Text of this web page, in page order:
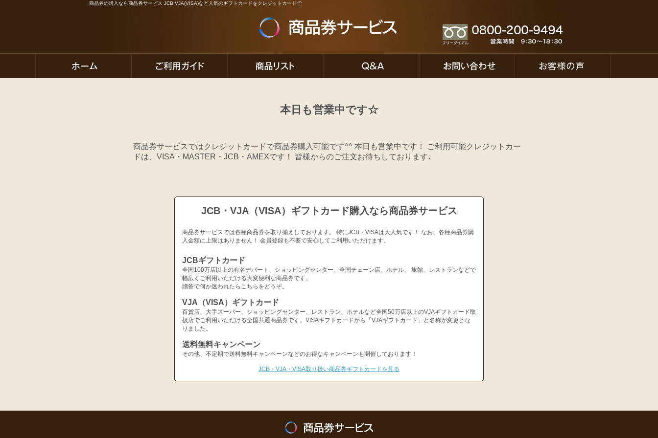
商品券の購入なら商品券サービス JCB VJA(VISA)など人気のギフトカードをクレジットカードで
本日も営業中です☆
商品券サービスではクレジットカードで商品券購入可能です^^ 本日も営業中です！ ご利用可能クレジットカー
ドは、VISA・MASTER・JCB・AMEXです！ 皆様からのご注文お待ちしております♩
JCB・VJA（VISA）ギフトカード購入なら商品券サービス
商品券サービスでは各種商品券を取り揃えしております。 特にJCB・VISAは大人気です！ なお、各種商品券購
入金額に上限はありません！ 会員登録も不要で安心してご利用いただけます。
JCBギフトカード
全国100万店以上の有名デパート、ショッピングセンター、全国チェーン店、ホテル、 旅館、レストランなどで
幅広くご利用いただける大変便利な商品券です。
贈答で何か迷われたらこちらをどうぞ。
VJA（VISA）ギフトカード
百貨店、大手スーパー、ショッピングセンター、レストラン、ホテルなど全国50万店以上のVJAギフトカード取
扱店でご利用いただける全国共通商品券です。VISAギフトカードから「VJAギフトカード」と名称が変更とな
りました。
送料無料キャンペーン
その他、不定期で送料無料キャンペーンなどのお得なキャンペーンも開催しております！
JCB・VJA・VISA取り扱い商品券ギフトカードを見る